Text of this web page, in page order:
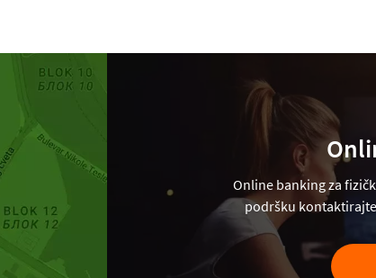
Online banking za
podršku